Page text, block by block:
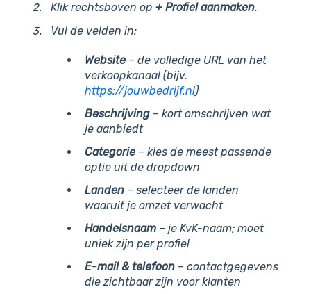
Klik rechtsboven op + Profiel aanmaken.
Vul de velden in:
Website – de volledige URL van het
verkoopkanaal (bijv.
https://jouwbedrijf.nl)
Beschrijving – kort omschrijven wat
je aanbiedt
Categorie – kies de meest passende
optie uit de dropdown
Landen – selecteer de landen
waaruit je omzet verwacht
Handelsnaam – je KvK-naam; moet
uniek zijn per profiel
E-mail & telefoon – contactgegevens
die zichtbaar zijn voor klanten